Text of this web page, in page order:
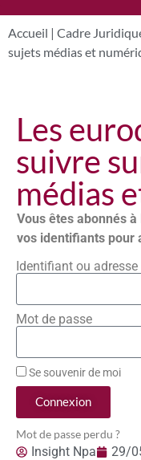
Accueil | Cadre
sujets médias et
Les
suivre
médias
Vous êtes abonnés
vos identifiants pour
Identifiant ou adresse
Mot de passe
Se souvenir de moi
Connexion
Mot de passe perdu ?
Insight Npa 29/